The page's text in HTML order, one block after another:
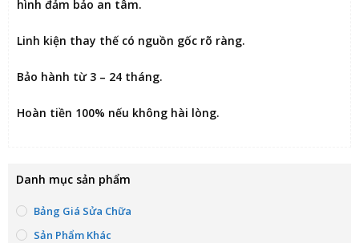
hình đảm bảo an tâm.
Linh kiện thay thế có nguồn gốc rõ ràng.
Bảo hành từ 3 – 24 tháng.
Hoàn tiền 100% nếu không hài lòng.
Danh mục sản phẩm
Bảng Giá Sửa Chữa
Sản Phẩm Khác